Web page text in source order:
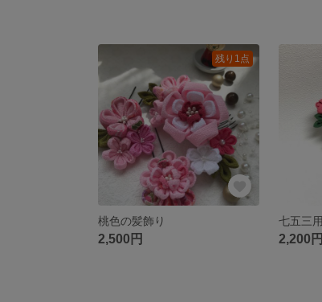
残り1点
桃色の髪飾り
2,500円 2,200円